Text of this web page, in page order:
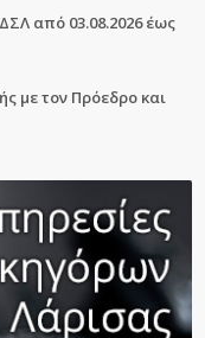
από 03.08.2026 έως
με τον Πρόεδρο και